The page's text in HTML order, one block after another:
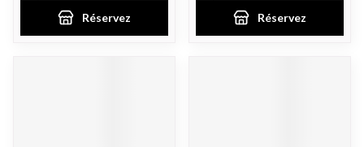
Réservez Réservez